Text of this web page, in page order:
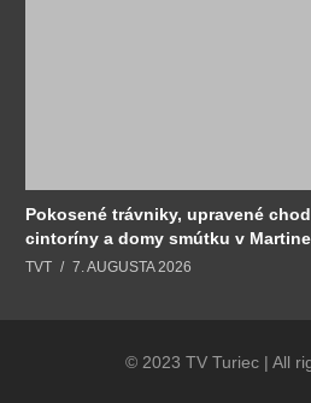
Pokosené trávniky, upravené
cintoríny a domy smútku v
stará Sociálny podnik.
TVT 7. AUGUSTA 2026
© 2023 TV Turiec | All